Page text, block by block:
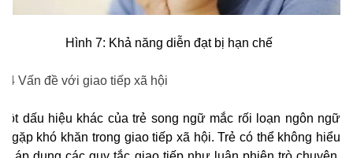
Hình 7: Khả năng diễn đạt bị hạn chế
Vấn đề với giao tiếp xã hội
dấu hiệu khác của trẻ song ngữ mắc rối loạn ngôn ngữ
gặp khó khăn trong giao tiếp xã hội. Trẻ có thể không hiểu